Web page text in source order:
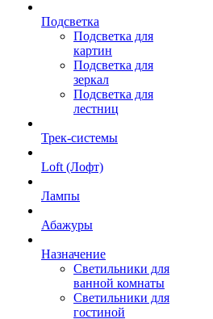
Подсветка
Подсветка для
картин
Подсветка для
зеркал
Подсветка для
лестниц
Трек-системы
Loft (Лофт)
Лампы
Абажуры
Назначение
Светильники для
ванной комнаты
Светильники для
гостиной